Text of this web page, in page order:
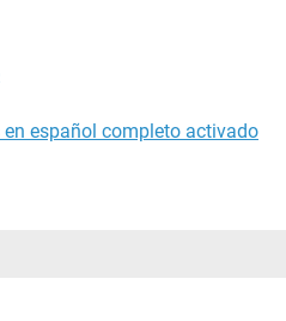
español completo activado